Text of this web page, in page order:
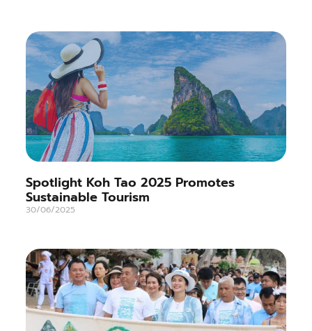
Spotlight Koh Tao 2025 Promotes
Sustainable Tourism
30/06/2025